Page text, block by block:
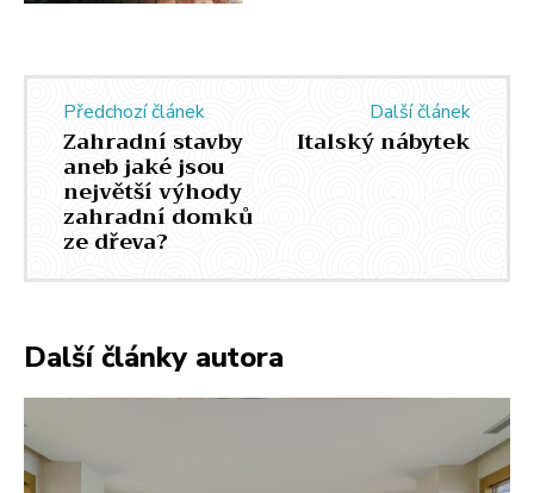
Předchozí článek
Zahradní stavby
aneb jaké jsou
největší výhody
zahradní domků
ze dřeva?
Další článek
Italský nábytek
Další články autora